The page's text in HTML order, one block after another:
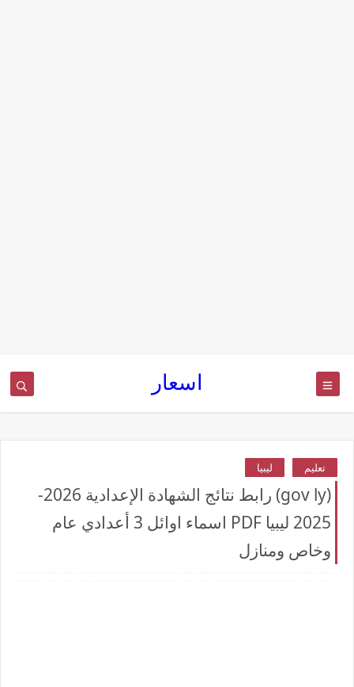
اسعار
تعليم ليبيا
(gov ly) رابط نتائج الشهادة الإعدادية 2026-
2025 ليبيا PDF اسماء اوائل 3 أعدادي عام
وخاص ومنازل